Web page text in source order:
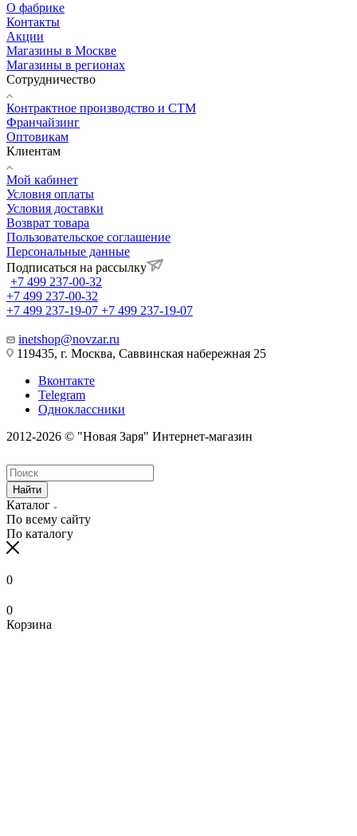
О фабрике
Контакты
Акции
Магазины в Москве
Магазины в регионах
Сотрудничество
Контрактное производство и СТМ
Франчайзинг
Оптовикам
Клиентам
Мой кабинет
Условия оплаты
Условия доставки
Возврат товара
Пользовательское соглашение
Персональные данные
Подписаться на рассылку
+7 499 237-00-32
+7 499 237-00-32
+7 499 237-19-07 +7 499 237-19-07
inetshop@novzar.ru
119435, г. Москва, Саввинская набережная 25
Вконтакте
Telegram
Одноклассники
2012-2026 © "Новая Заря" Интернет-магазин
Найти
Каталог
По всему сайту
По каталогу
0
0
Корзина